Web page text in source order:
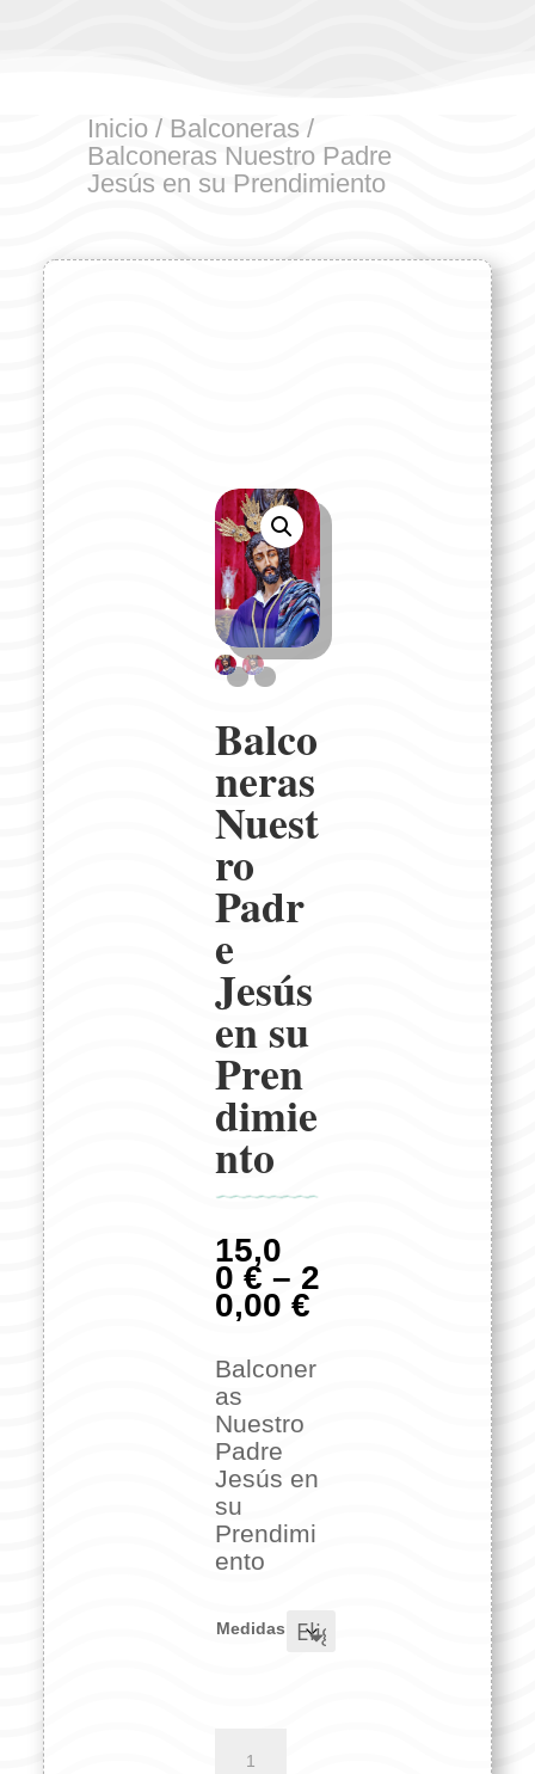
Inicio / Balconeras /
Balconeras Nuestro Padre
Jesús en su Prendimiento
Balco
neras
Nuest
ro
Padr
e
Jesús
en su
Pren
dimie
nto
15,0
0 € – 2
0,00 €
Balconer
as
Nuestro
Padre
Jesús en
su
Prendimi
ento
Medidas
Nuestro